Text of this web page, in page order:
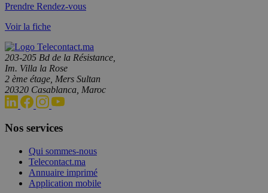
Prendre Rendez-vous
Voir la fiche
203-205 Bd de la Résistance,
Im. Villa la Rose
2 ème étage, Mers Sultan
20320 Casablanca, Maroc
Nos services
Qui sommes-nous
Telecontact.ma
Annuaire imprimé
Application mobile